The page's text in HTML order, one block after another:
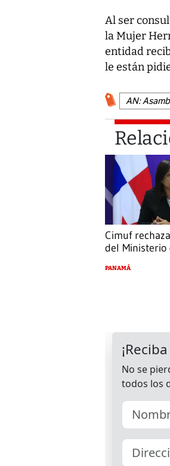
Al ser
la Mujer
entidad
le están
AN:
Cimuf
del Ministerio
PANAMÁ